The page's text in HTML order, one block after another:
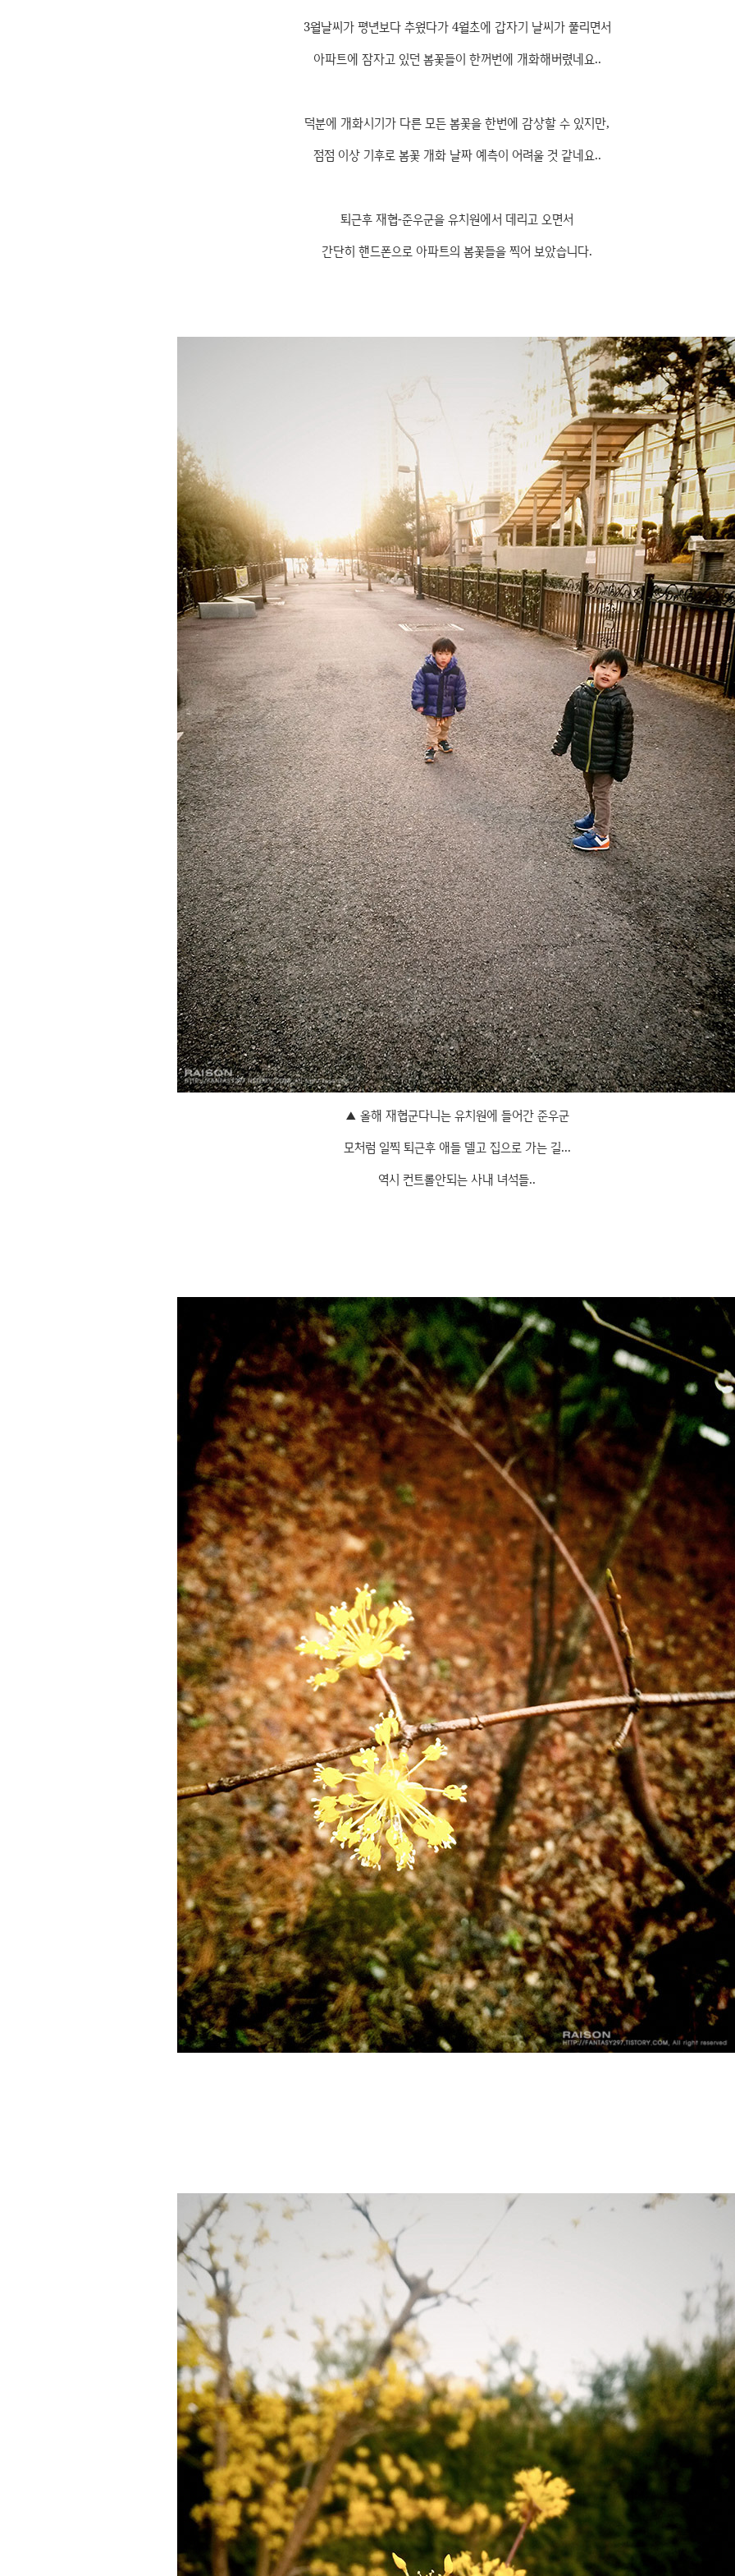
3월날씨가 평년보다 추웠다가 4월초에 갑자기 날씨가 풀리면서
아파트에 잠자고 있던 봄꽃들이 한꺼번에 개화해버렸네요..
덕분에 개화시기가 다른 모든 봄꽃을 한번에 감상할 수 있지만,
점점 이상 기후로 봄꽃 개화 날짜 예측이 어려울 것 같네요..
퇴근후 재협-준우군을 유치원에서 데리고 오면서
간단히 핸드폰으로 아파트의 봄꽃들을 찍어 보았습니다.
▲ 올해 재협군다니는 유치원에 들어간 준우군
모처럼 일찍 퇴근후 애들 델고 집으로 가는 길...
역시 컨트롤안되는 사내 녀석들..